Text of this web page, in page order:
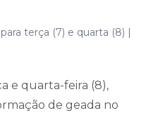
terça (7) e quarta (8) |
e quarta-feira (8),
de geada no